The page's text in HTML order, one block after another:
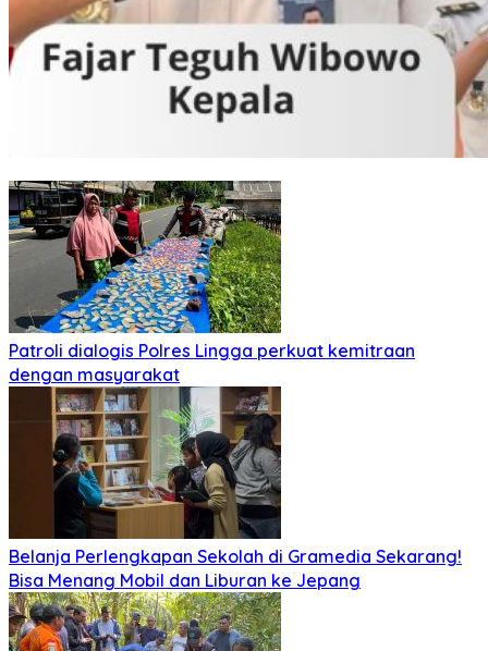
Patroli dialogis Polres Lingga perkuat kemitraan
dengan masyarakat
Belanja Perlengkapan Sekolah di Gramedia Sekarang!
Bisa Menang Mobil dan Liburan ke Jepang